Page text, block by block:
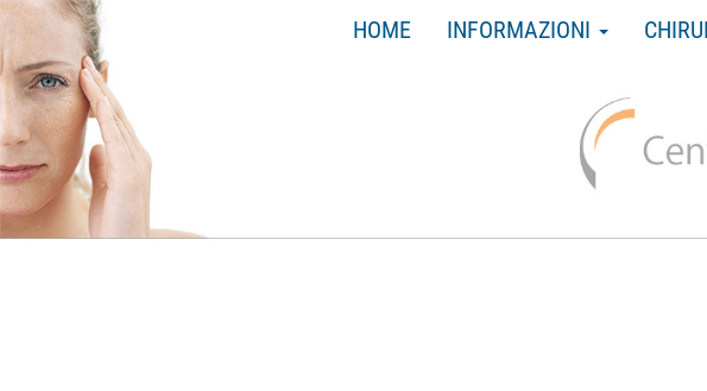
HOME INFORMAZIONI